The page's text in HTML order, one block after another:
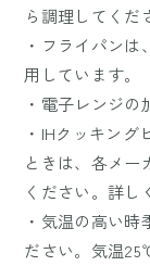
ら調理してくだ
・フライパン
用しています。
・電子レンジの
・IHクッキング
ときは、各メー
ください。詳し
・気温の高い時
ださい。気温